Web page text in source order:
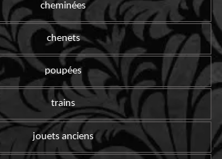
cheminées
chenets
poupées
trains
jouets anciens